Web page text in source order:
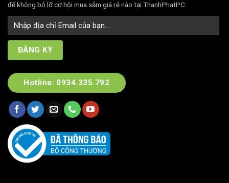
để không bỏ lỡ cơ hội mua sắm giá rẻ nào tại ThanhPhatPC:
Hotline: 0934.335.792